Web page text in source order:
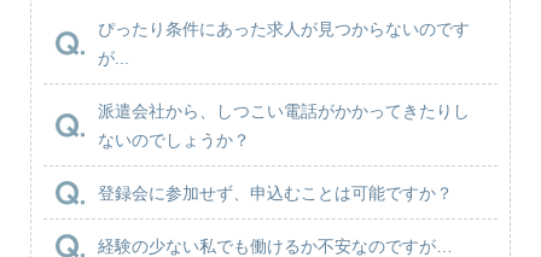
ぴったり条件にあった求人が見つからないのです
が...
派遣会社から、しつこい電話がかかってきたりし
ないのでしょうか？
登録会に参加せず、申込むことは可能ですか？
経験の少ない私でも働けるか不安なのですが…